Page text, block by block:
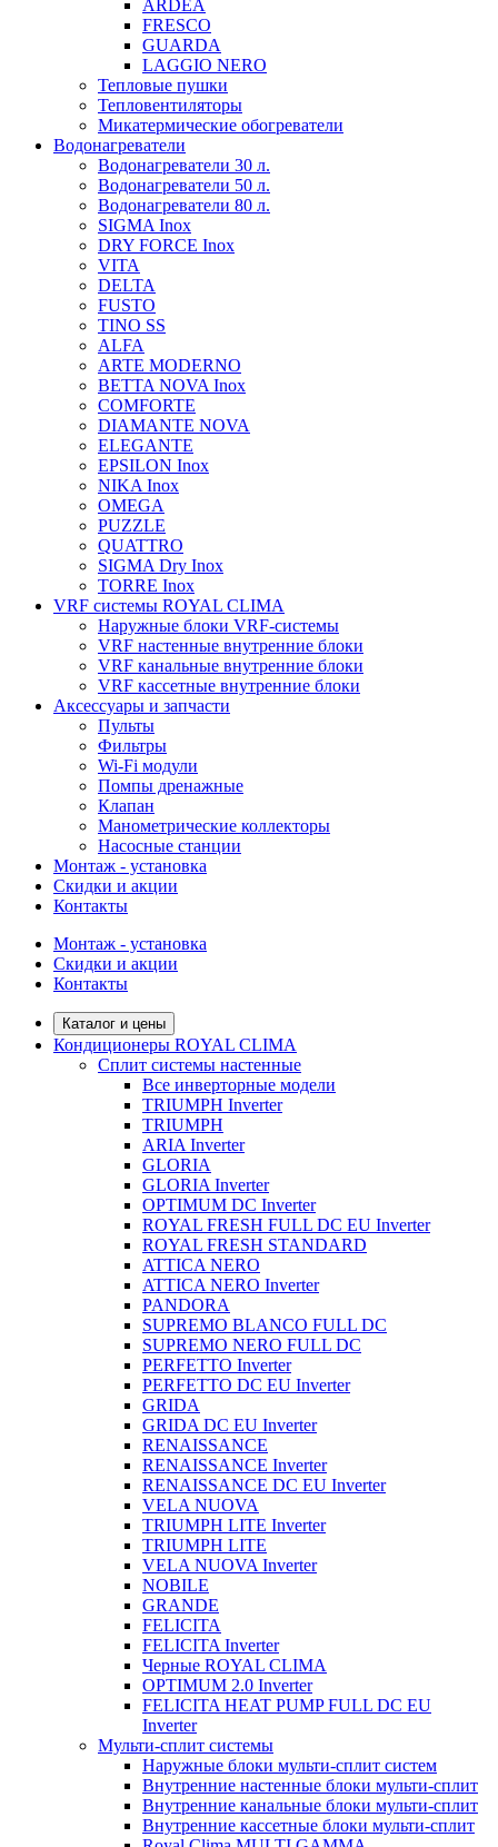
ARDEA
FRESCO
GUARDA
LAGGIO NERO
Тепловые пушки
Тепловентиляторы
Микатермические обогреватели
Водонагреватели
Водонагреватели 30 л.
Водонагреватели 50 л.
Водонагреватели 80 л.
SIGMA Inox
DRY FORCE Inox
VITA
DELTA
FUSTO
TINO SS
ALFA
ARTE MODERNO
BETTA NOVA Inox
COMFORTE
DIAMANTE NOVA
ELEGANTE
EPSILON Inox
NIKA Inox
OMEGA
PUZZLE
QUATTRO
SIGMA Dry Inox
TORRE Inox
VRF системы ROYAL CLIMA
Наружные блоки VRF-системы
VRF настенные внутренние блоки
VRF канальные внутренние блоки
VRF кассетные внутренние блоки
Аксессуары и запчасти
Пульты
Фильтры
Wi-Fi модули
Помпы дренажные
Клапан
Манометрические коллекторы
Насосные станции
Монтаж - установка
Скидки и акции
Контакты
Монтаж - установка
Скидки и акции
Контакты
Каталог и цены
Кондиционеры ROYAL CLIMA
Сплит системы настенные
Все инверторные модели
TRIUMPH Inverter
TRIUMPH
ARIA Inverter
GLORIA
GLORIA Inverter
OPTIMUM DC Inverter
ROYAL FRESH FULL DC EU Inverter
ROYAL FRESH STANDARD
ATTICA NERO
ATTICA NERO Inverter
PANDORA
SUPREMO BLANCO FULL DC
SUPREMO NERO FULL DC
PERFETTO Inverter
PERFETTO DC EU Inverter
GRIDA
GRIDA DC EU Inverter
RENAISSANCE
RENAISSANCE Inverter
RENAISSANCE DC EU Inverter
VELA NUOVA
TRIUMPH LITE Inverter
TRIUMPH LITE
VELA NUOVA Inverter
NOBILE
GRANDE
FELICITA
FELICITA Inverter
Черные ROYAL CLIMA
OPTIMUM 2.0 Inverter
FELICITA HEAT PUMP FULL DC EU
Inverter
Мульти-сплит системы
Наружные блоки мульти-сплит систем
Внутренние настенные блоки мульти-сплит
Внутренние канальные блоки мульти-сплит
Внутренние кассетные блоки мульти-сплит